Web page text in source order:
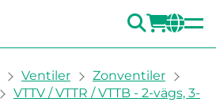
SÖK
Ventiler
Zonventiler
VTTV / VTTR / VTTB - 2-vägs, 3-